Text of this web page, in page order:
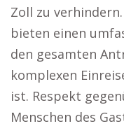
Zoll zu
bieten einen
den gesamten
komplexen
ist. Respekt
Menschen des